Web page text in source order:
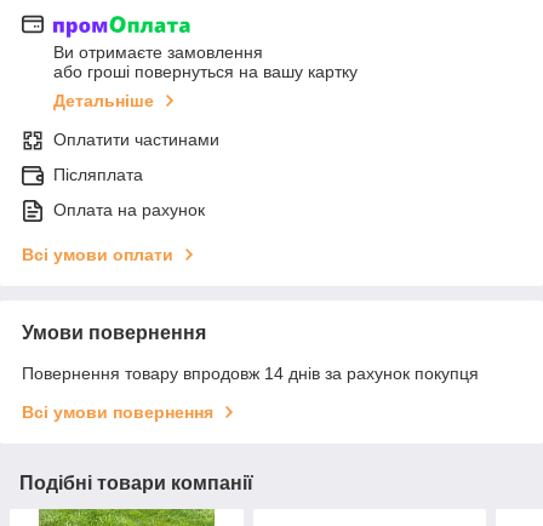
Ви отримаєте замовлення
або гроші повернуться на вашу картку
Детальніше
Оплатити частинами
Післяплата
Оплата на рахунок
Всі умови оплати
Умови повернення
Повернення товару впродовж 14 днів за рахунок покупця
Всі умови повернення
Подібні товари компанії